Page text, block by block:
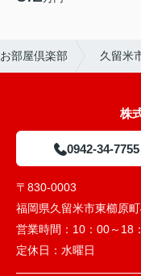
部屋倶楽部 久留米
株
0942-34-7755
〒830-0003
福岡県久留米市東櫛原
営業時間： 10：00～18
定休日： 水曜日